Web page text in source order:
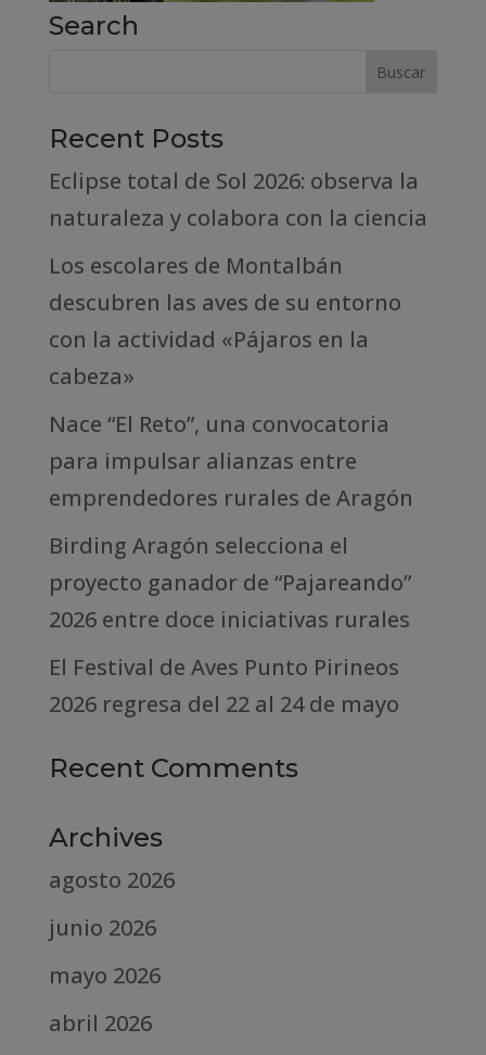
Search
Recent Posts
Eclipse total de Sol 2026: observa la
naturaleza y colabora con la ciencia
Los escolares de Montalbán
descubren las aves de su entorno
con la actividad «Pájaros en la
cabeza»
Nace “El Reto”, una convocatoria
para impulsar alianzas entre
emprendedores rurales de Aragón
Birding Aragón selecciona el
proyecto ganador de “Pajareando”
2026 entre doce iniciativas rurales
El Festival de Aves Punto Pirineos
2026 regresa del 22 al 24 de mayo
Recent Comments
Archives
agosto 2026
junio 2026
mayo 2026
abril 2026